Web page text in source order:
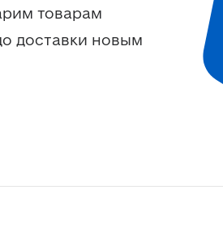
товарам
доставки новым